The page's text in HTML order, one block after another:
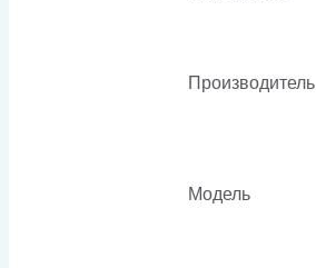
Производитель
Модель